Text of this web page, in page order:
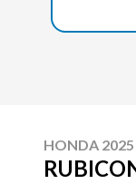
HONDA 2025